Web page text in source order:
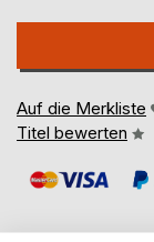
Auf die Merkliste
Titel bewerten